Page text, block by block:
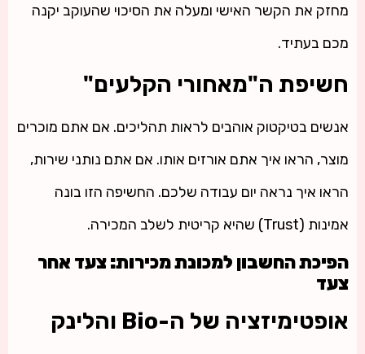
מחזק את הקשר האישי ומעלה את הסיכוי שהעוקב יקנה
מכם בעתיד.
חשיפת ה"מאחורי הקלעים"
אנשים בטיקטוק אוהבים לראות תהליכים. אם אתם מוכרים
מוצר, הראו איך אתם אורזים אותו. אם אתם נותני שירות,
הראו איך נראה יום עבודה שלכם. החשיפה הזו בונה
אמינות (Trust) שהיא קריטית לשלב המכירה.
הפיכת החשבון למכונת מכירות: צעד אחר
צעד
אופטימיזציה של ה-Bio והלינק